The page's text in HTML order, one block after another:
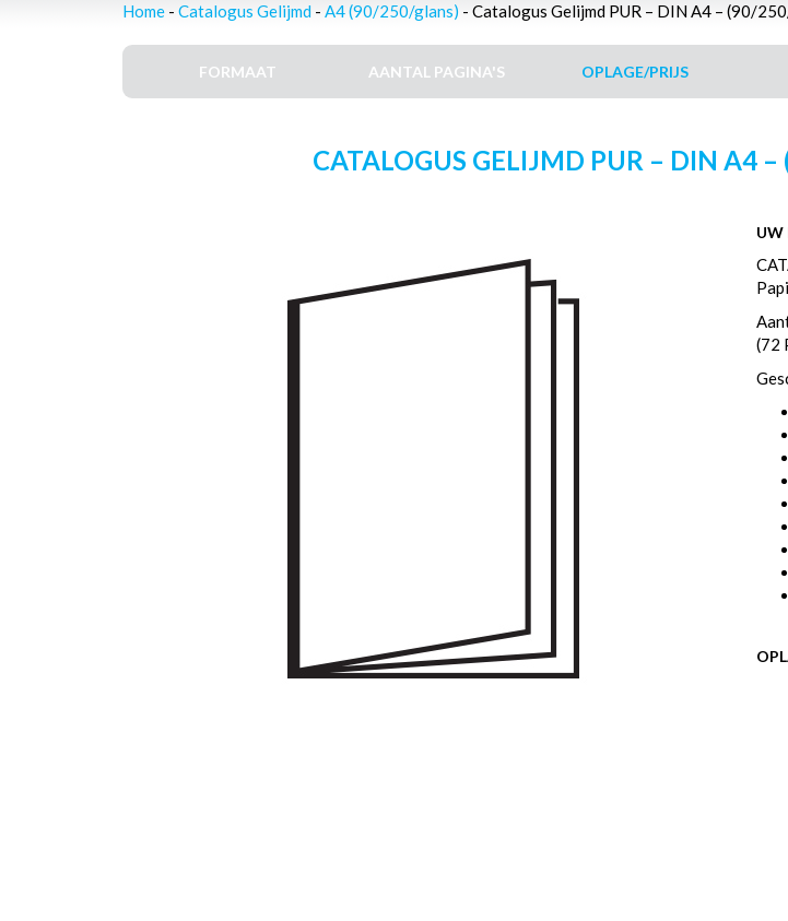
Home - Catalogus Gelijmd - A4 (90/250/glans) - Catalogus Gelijmd PUR – DIN A4 – (90/
FORMAAT AANTAL PAGINA'S OPLAGE/PRIJS
CATALOGUS GELIJMD PUR – DIN A4
UW
(72